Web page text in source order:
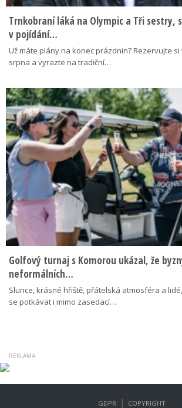
Trnkobraní láká na Olympic a Tři sestry,
v pojídání…
Už máte plány na konec prázdnin? Rezervujte si
srpna a vyrazte na tradiční…
Golfový turnaj s Komorou ukázal, že
neformálních…
Slunce, krásné hřiště, přátelská atmosféra a
se potkávat i mimo zasedací…
GDPR | COPYRIGHT